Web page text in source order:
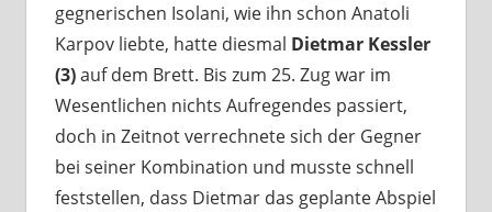
gegnerischen Isolani, wie ihn schon Anatoli
Karpov liebte, hatte diesmal Dietmar Kessler
(3)auf dem Brett. Bis zum 25. Zug war im
Wesentlichen nichts Aufregendes passiert,
doch in Zeitnot verrechnete sich der Gegner
bei seiner Kombination und musste schnell
feststellen, dass Dietmar das geplante Abspiel